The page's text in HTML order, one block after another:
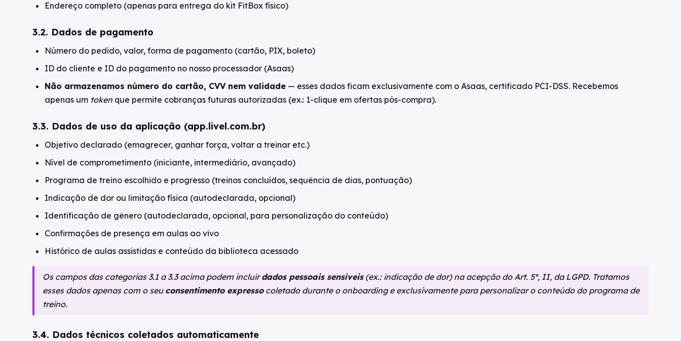
Endereço completo (apenas para entrega do kit FitBox físico)
3.2. Dados de pagamento
Número do pedido, valor, forma de pagamento (cartão, PIX, boleto)
ID do cliente e ID do pagamento no nosso processador (Asaas)
Não armazenamos número do cartão, CVV nem validade — esses dados ficam exclusivamente com o Asaas, certificado PCI-DSS. Recebemos
apenas um token que permite cobranças futuras autorizadas (ex.: 1-clique em ofertas pós-compra).
3.3. Dados de uso da aplicação (app.livel.com.br)
Objetivo declarado (emagrecer, ganhar força, voltar a treinar etc.)
Nível de comprometimento (iniciante, intermediário, avançado)
Programa de treino escolhido e progresso (treinos concluídos, sequência de dias, pontuação)
Indicação de dor ou limitação física (autodeclarada, opcional)
Identificação de gênero (autodeclarada, opcional, para personalização do conteúdo)
Confirmações de presença em aulas ao vivo
Histórico de aulas assistidas e conteúdo da biblioteca acessado
Os campos das categorias 3.1 a 3.3 acima podem incluirdados pessoais sensíveis(ex.: indicação de dor) na acepção do Art. 5º, II, da LGPD. Tratamos
esses dados apenas com o seu consentimento expressocoletado durante o onboarding e exclusivamente para personalizar o conteúdo do programa de
treino.
3.4. Dados técnicos coletados automaticamente